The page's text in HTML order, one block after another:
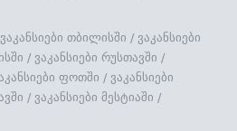
ვაკანსიები თბილისში / ვაკანსიები
/ ვაკანსიები რუსთავში /
ფოთში / ვაკანსიები
/ ვაკანსიები მესტიაში /